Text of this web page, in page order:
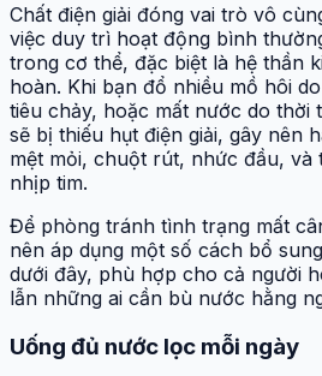
Chất điện giải đóng vai trò vô
việc duy trì hoạt động bình
trong cơ thể, đặc biệt là hệ thần
hoàn. Khi bạn đổ nhiều mồ hôi
tiêu chảy, hoặc mất nước do thời
sẽ bị thiếu hụt điện giải, gây nên
mệt mỏi, chuột rút, nhức đầu, và
nhịp tim.
Để phòng tránh tình trạng mất
nên áp dụng một số cách bổ
dưới đây, phù hợp cho cả người
lẫn những ai cần bù nước hằng
Uống đủ nước lọc mỗi ngày